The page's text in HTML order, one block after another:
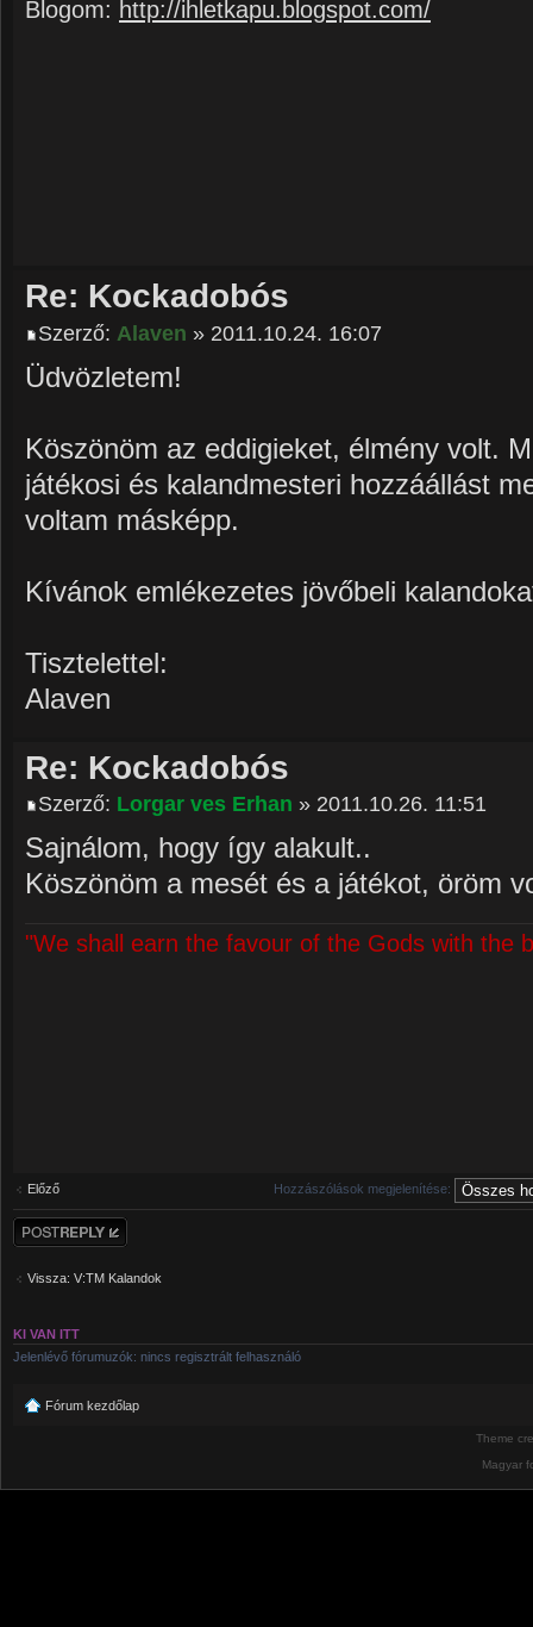
Blogom: http://ihletkapu.blogspot.com/
Re: Kockadobós
Szerző: Alaven » 2011.10.24. 16:07
Üdvözletem!
Köszönöm az eddigieket, élmény volt.
játékosi és kalandmesteri hozzáállást
voltam másképp.
Kívánok emlékezetes jövőbeli
Tisztelettel:
Alaven
Re: Kockadobós
Szerző: Lorgar ves Erhan » 2011.10.26. 11:51
Sajnálom, hogy így alakult..
Köszönöm a mesét és a játékot, öröm
"We shall earn the favour of the Gods with the
Előző Hozzászólások megjelenítése:
Hozzászólás
küldése
Vissza: V:TM Kalandok
KI VAN ITT
Jelenlévő fórumuzók: nincs regisztrált felhasználó
Fórum kezdőlap
Theme
Magyar